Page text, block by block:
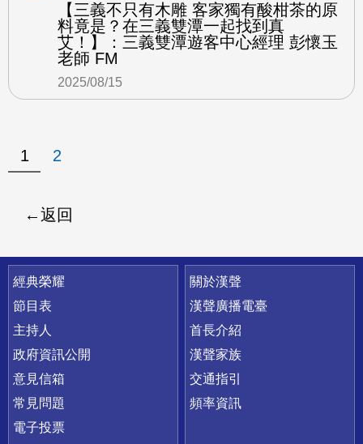
【三義不只有木雕 客家獨有酸柑茶的原
料竟是？在三義雙潭一起找到真
艾！】：三義雙潭遊客中心經理 彭懷玉
老師 FM
2025/08/15
1 2
返回
快速連結
經典榮耀
節目表
主持人
政府資訊公開
意見信箱
常見問題
電子投票
關於漢聲
漢聲廣播電臺
首長介紹
漢聲家族
交通指引
頻率資訊